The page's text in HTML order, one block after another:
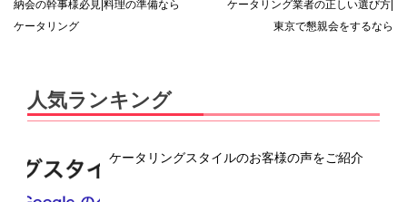
稿
ゲ
シ
納会の幹事様必見|料理の準備なら
ケータリング
ケータリング業者の正しい選び方|
東京で懇親会をするなら
人気ランキング
ケータリングスタイルのお客様の声をご紹介